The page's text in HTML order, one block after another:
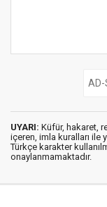
UYARI: Küfür, hakaret,
içeren, imla kuralları ile
Türkçe karakter
onaylanmamaktadır.